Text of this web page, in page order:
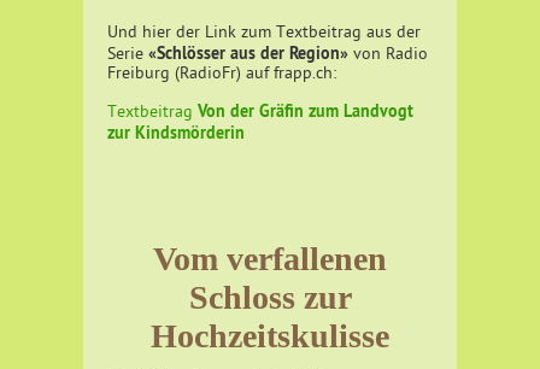
Und hier der Link zum Textbeitrag aus der
Serie «Schlösser aus der Region» von Radio
Freiburg (RadioFr) auf frapp.ch:
Textbeitrag Von der Gräfin zum Landvogt
zur Kindsmörderin
Vom verfallenen
Schloss zur
Hochzeitskulisse